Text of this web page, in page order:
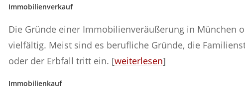
Immobilienverkauf
Die Gründe einer Immobilienveräußerung in München
vielfältig. Meist sind es berufliche Gründe, die
oder der Erbfall tritt ein. [weiterlesen]
Immobilienkauf